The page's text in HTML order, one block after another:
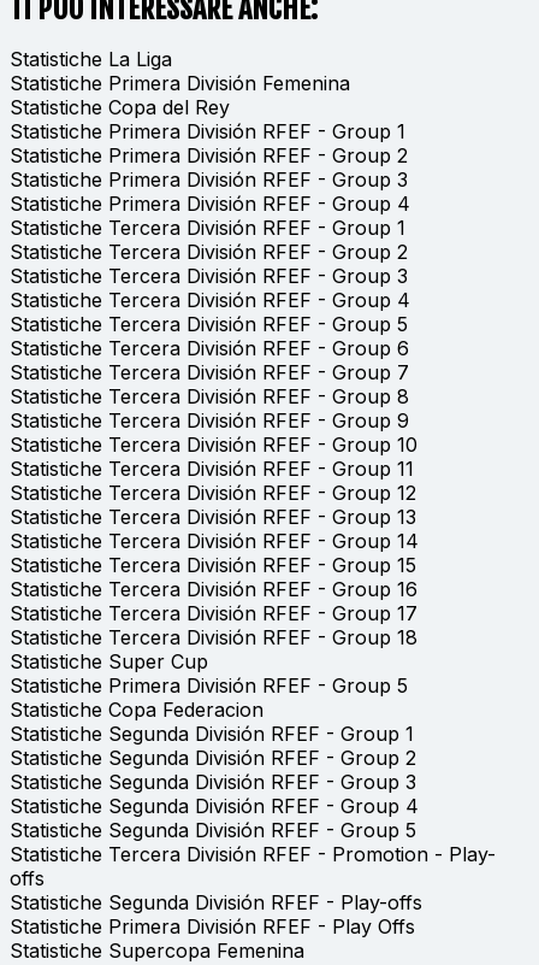
TI PUÒ INTERESSARE ANCHE:
Statistiche La Liga
Statistiche Primera División Femenina
Statistiche Copa del Rey
Statistiche Primera División RFEF - Group 1
Statistiche Primera División RFEF - Group 2
Statistiche Primera División RFEF - Group 3
Statistiche Primera División RFEF - Group 4
Statistiche Tercera División RFEF - Group 1
Statistiche Tercera División RFEF - Group 2
Statistiche Tercera División RFEF - Group 3
Statistiche Tercera División RFEF - Group 4
Statistiche Tercera División RFEF - Group 5
Statistiche Tercera División RFEF - Group 6
Statistiche Tercera División RFEF - Group 7
Statistiche Tercera División RFEF - Group 8
Statistiche Tercera División RFEF - Group 9
Statistiche Tercera División RFEF - Group 10
Statistiche Tercera División RFEF - Group 11
Statistiche Tercera División RFEF - Group 12
Statistiche Tercera División RFEF - Group 13
Statistiche Tercera División RFEF - Group 14
Statistiche Tercera División RFEF - Group 15
Statistiche Tercera División RFEF - Group 16
Statistiche Tercera División RFEF - Group 17
Statistiche Tercera División RFEF - Group 18
Statistiche Super Cup
Statistiche Primera División RFEF - Group 5
Statistiche Copa Federacion
Statistiche Segunda División RFEF - Group 1
Statistiche Segunda División RFEF - Group 2
Statistiche Segunda División RFEF - Group 3
Statistiche Segunda División RFEF - Group 4
Statistiche Segunda División RFEF - Group 5
Statistiche Tercera División RFEF - Promotion - Play-
offs
Statistiche Segunda División RFEF - Play-offs
Statistiche Primera División RFEF - Play Offs
Statistiche Supercopa Femenina